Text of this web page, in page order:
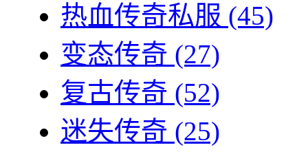
热血传奇私服 (45)
变态传奇 (27)
复古传奇 (52)
迷失传奇 (25)